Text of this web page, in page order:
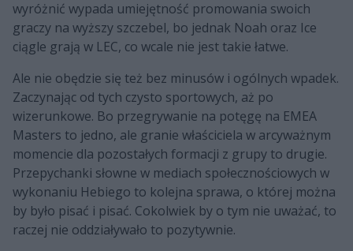
wyróżnić wypada umiejętność promowania swoich
graczy na wyższy szczebel, bo jednak Noah oraz Ice
ciągle grają w LEC, co wcale nie jest takie łatwe.
Ale nie obędzie się też bez minusów i ogólnych wpadek.
Zaczynając od tych czysto sportowych, aż po
wizerunkowe. Bo przegrywanie na potęgę na EMEA
Masters to jedno, ale granie właściciela w arcyważnym
momencie dla pozostałych formacji z grupy to drugie.
Przepychanki słowne w mediach społecznościowych w
wykonaniu Hebiego to kolejna sprawa, o której można
by było pisać i pisać. Cokolwiek by o tym nie uważać, to
raczej nie oddziaływało to pozytywnie.